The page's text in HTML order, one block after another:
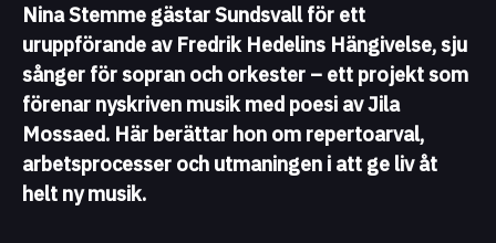
Nina Stemme gästar Sundsvall för ett
uruppförande av Fredrik Hedelins Hängivelse, sju
sånger för sopran och orkester – ett projekt som
förenar nyskriven musik med poesi av Jila
Mossaed. Här berättar hon om repertoarval,
arbetsprocesser och utmaningen i att ge liv åt
helt ny musik.